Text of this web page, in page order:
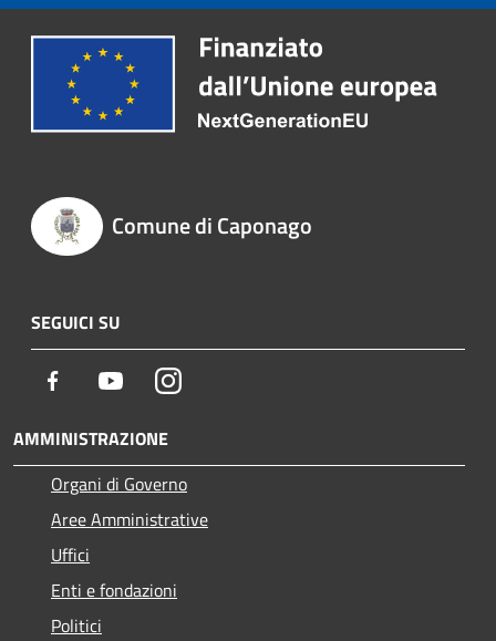
Comune di Caponago
SEGUICI SU
Facebook YoutubeInstagram
AMMINISTRAZIONE
Organi di Governo
Aree Amministrative
Uffici
Enti e fondazioni
Politici